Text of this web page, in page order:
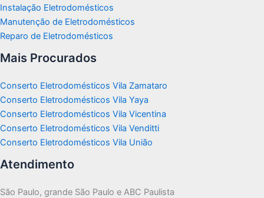
Instalação Eletrodomésticos
Manutenção de Eletrodomésticos
Reparo de Eletrodomésticos
Mais Procurados
Conserto Eletrodomésticos Vila Zamataro
Conserto Eletrodomésticos Vila Yaya
Conserto Eletrodomésticos Vila Vicentina
Conserto Eletrodomésticos Vila Venditti
Conserto Eletrodomésticos Vila União
Atendimento
São Paulo, grande São Paulo e ABC Paulista